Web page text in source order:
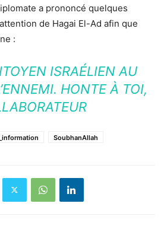
a prononcé quelques
de Hagai El-Ad afin que
:
ISRAÉLIEN AU
HONTE À TOI,
SoubhanAllah